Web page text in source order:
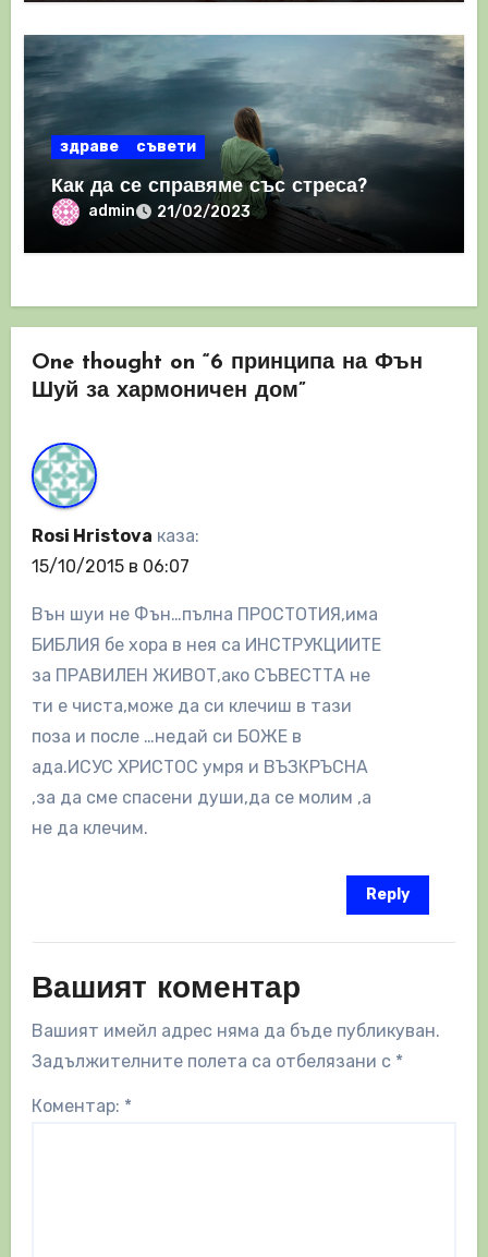
здраве съвети
Как да се справяме със стреса?
admin 21/02/2023
One thought on “6 принципа на Фън
Шуй за хармоничен дом”
Rosi Hristova каза:
15/10/2015 в 06:07
Вън шуи не Фън…пълна ПРОСТОТИЯ,има
БИБЛИЯ бе хора в нея са ИНСТРУКЦИИТЕ
за ПРАВИЛЕН ЖИВОТ,ако СЪВЕСТТА не
ти е чиста,може да си клечиш в тази
поза и после …недай си БОЖЕ в
ада.ИСУС ХРИСТОС умря и ВЪЗКРЪСНА
,за да сме спасени души,да се молим ,а
не да клечим.
Reply
Вашият коментар
Вашият имейл адрес няма да бъде публикуван.
Задължителните полета са отбелязани с *
Коментар: *